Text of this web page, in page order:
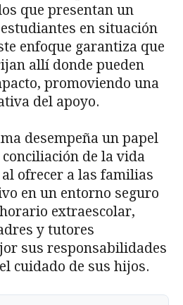
que presentan un
en situación
enfoque garantiza que
allí donde pueden
promoviendo una
del apoyo.
desempeña un papel
de la vida
ofrecer a las familias
en un entorno seguro
extraescolar,
y tutores
sus responsabilidades
cuidado de sus hijos.